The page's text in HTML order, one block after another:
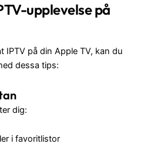
upplevelse på
IPTV på din Apple TV, kan du
dessa tips:
dig:
i favoritlistor